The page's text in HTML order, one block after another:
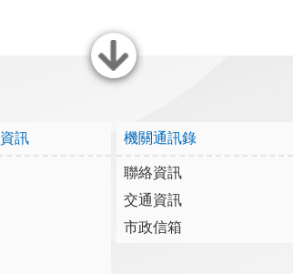
關閉
訊 機關通訊錄
聯絡資訊
交通資訊
市政信箱